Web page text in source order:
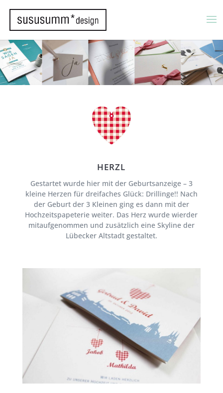
HERZL
Gestartet wurde hier mit der Geburtsanzeige – 3
kleine Herzen für dreifaches Glück: Drillinge!! Nach
der Geburt der 3 Kleinen ging es dann mit der
Hochzeitspapeterie weiter. Das Herz wurde wierder
mitaufgenommen und zusätzlich eine Skyline der
Lübecker Altstadt gestaltet.